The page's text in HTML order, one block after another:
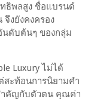
ธิพลสูง ชื่อแบรนด์
งยังคงครอง
นดับต้นๆ ของกลุ่ม
Luxury ไม่ได้
สะท้อนการนิยามคำ
ำคัญกับตัวตน คุณค่า